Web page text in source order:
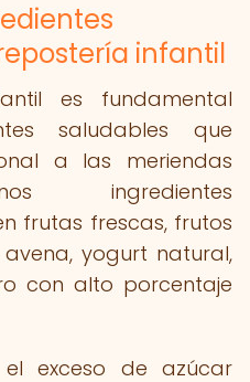
infantil
es fundamental
saludables que
a las meriendas
ingredientes
frutas frescas, frutos
yogurt natural,
con alto porcentaje
exceso de azúcar